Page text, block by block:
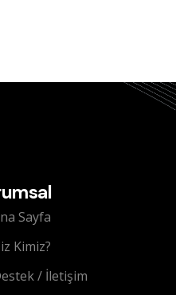
Sayfa
Kimiz?
/ İletişim